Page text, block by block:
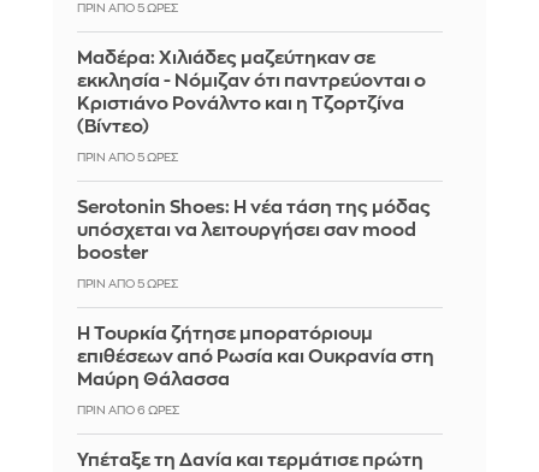
ΠΡΙΝ ΑΠΌ 5 ΏΡΕΣ
Μαδέρα: Χιλιάδες μαζεύτηκαν σε
εκκλησία - Νόμιζαν ότι παντρεύονται ο
Κριστιάνο Ρονάλντο και η Τζορτζίνα
(Βίντεο)
ΠΡΙΝ ΑΠΌ 5 ΏΡΕΣ
Serotonin Shoes: Η νέα τάση της μόδας
υπόσχεται να λειτουργήσει σαν mood
booster
ΠΡΙΝ ΑΠΌ 5 ΏΡΕΣ
Η Τουρκία ζήτησε μπορατόριουμ
επιθέσεων από Ρωσία και Ουκρανία στη
Μαύρη Θάλασσα
ΠΡΙΝ ΑΠΌ 6 ΏΡΕΣ
Υπέταξε τη Δανία και τερμάτισε πρώτη